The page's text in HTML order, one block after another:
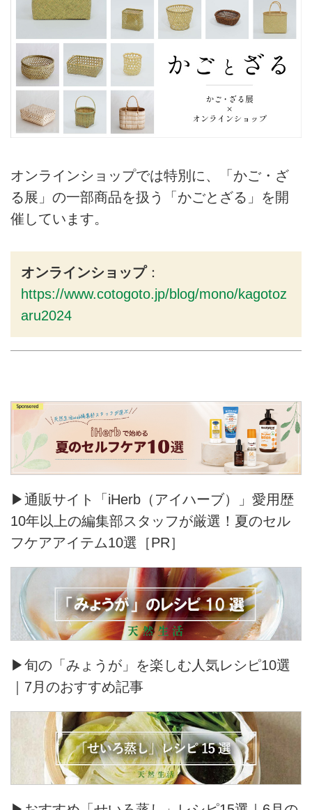
オンラインショップでは特別に、「かご・ざ
る展」の一部商品を扱う「かごとざる」を開
催しています。
オンラインショップ：
https://www.cotogoto.jp/blog/mono/kagotoz
aru2024
▶通販サイト「iHerb（アイハーブ）」愛用歴
10年以上の編集部スタッフが厳選！夏のセル
フケアアイテム10選［PR］
▶旬の「みょうが」を楽しむ人気レシピ10選
｜7月のおすすめ記事